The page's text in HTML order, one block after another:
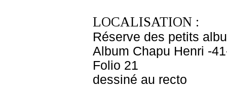
LOCALISATION :
Réserve des petits
Album Chapu Henri -
Folio 21
dessiné au recto